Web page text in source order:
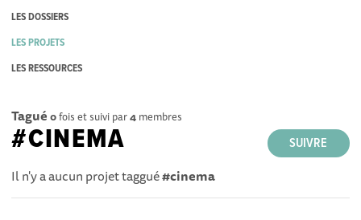
LES DOSSIERS
LES PROJETS
LES RESSOURCES
Tagué 0fois et suivi par4 membres
SUIVRE
#CINEMA
Il n'y a aucun projet taggué#cinema